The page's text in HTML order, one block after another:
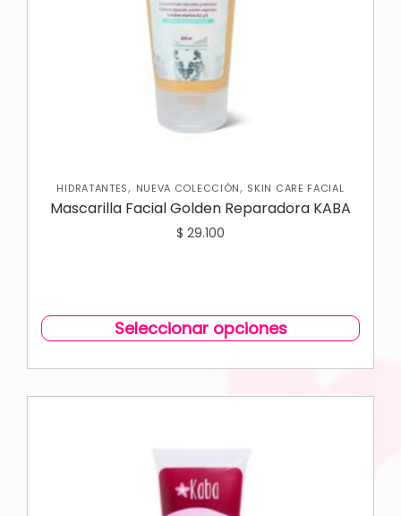
HIDRATANTES, NUEVA COLECCIÓN, SKIN CARE FACIAL
Mascarilla Facial Golden Reparadora KABA
$ 29.100
Seleccionar opciones